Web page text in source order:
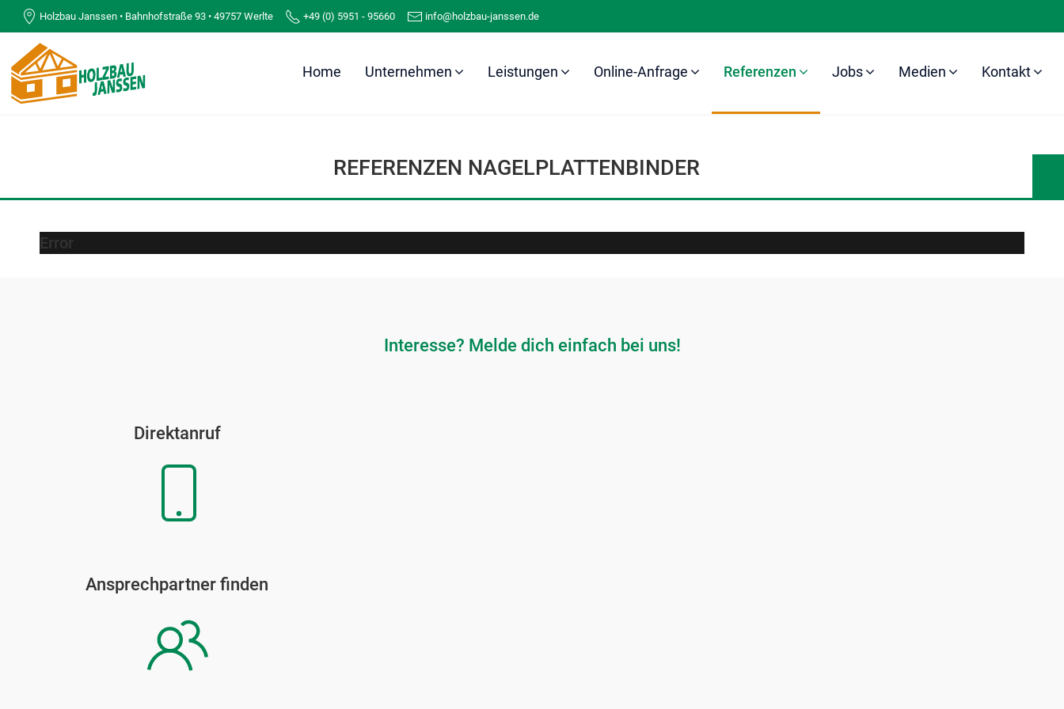
Holzbau Janssen • Bahnhofstraße 93 • 49757 Werlte +49 (0) 5951 - 95660 info@holzbau-janssen.de
Home Unternehmen Leistungen Online-Anfrage Referenzen Jobs Medien Kontakt
REFERENZEN NAGELPLATTENBINDER
Error
Interesse? Melde dich einfach bei uns!
Direktanruf
Ansprechpartner finden